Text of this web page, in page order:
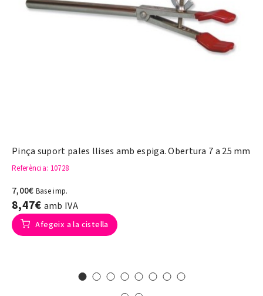
Pinça suport pales llises amb espiga. Obertura 7 a 25 mm
Referència: 10728
7,00€ Base imp.
8,47€ amb IVA
Afegeix a la cistella